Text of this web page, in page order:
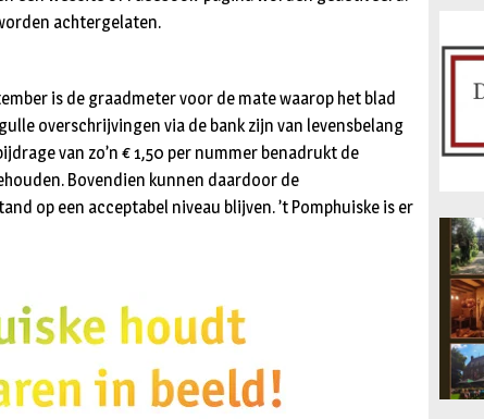
achtergelaten.
is de graadmeter voor de mate waarop het blad
overschrijvingen via de bank zijn van levensbelang
van zo’n € 1,50 per nummer benadrukt de
Bovendien kunnen daardoor de
op een acceptabel niveau blijven. ’t Pomphuiske is er